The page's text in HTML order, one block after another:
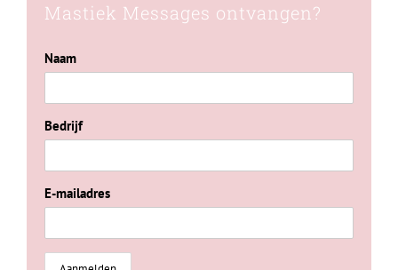
Mastiek Messages ontvangen?
Naam
Bedrijf
E-mailadres